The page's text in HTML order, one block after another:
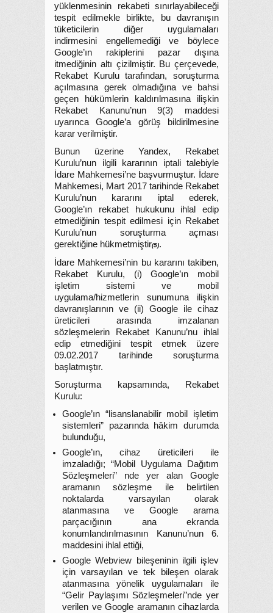
yüklenmesinin rekabeti sınırlayabileceği
tespit edilmekle birlikte, bu davranışın
tüketicilerin diğer uygulamaları
indirmesini engellemediği ve böylece
Google’ın rakiplerini pazar dışına
itmediğinin altı çizilmiştir. Bu çerçevede,
Rekabet Kurulu tarafından, soruşturma
açılmasına gerek olmadığına ve bahsi
geçen hükümlerin kaldırılmasına ilişkin
Rekabet Kanunu’nun 9(3) maddesi
uyarınca Google’a görüş bildirilmesine
karar verilmiştir.
Bunun üzerine Yandex, Rekabet
Kurulu’nun ilgili kararının iptali talebiyle
İdare Mahkemesi’ne başvurmuştur. İdare
Mahkemesi, Mart 2017 tarihinde Rekabet
Kurulu’nun kararını iptal ederek,
Google’ın rekabet hukukunu ihlal edip
etmediğinin tespit edilmesi için Rekabet
Kurulu’nun soruşturma açması
gerektiğine hükmetmiştir(5).
İdare Mahkemesi’nin bu kararını takiben,
Rekabet Kurulu, (i) Google’ın mobil
işletim sistemi ve mobil
uygulama/hizmetlerin sunumuna ilişkin
davranışlarının ve (ii) Google ile cihaz
üreticileri arasında imzalanan
sözleşmelerin Rekabet Kanunu’nu ihlal
edip etmediğini tespit etmek üzere
09.02.2017 tarihinde soruşturma
başlatmıştır.
Soruşturma kapsamında, Rekabet
Kurulu:
Google’ın “lisanslanabilir mobil işletim
sistemleri” pazarında hâkim durumda
bulunduğu,
Google’ın, cihaz üreticileri ile
imzaladığı; “Mobil Uygulama Dağıtım
Sözleşmeleri” nde yer alan Google
aramanın sözleşme ile belirtilen
noktalarda varsayılan olarak
atanmasına ve Google arama
parçacığının ana ekranda
konumlandırılmasının Kanunu’nun 6.
maddesini ihlal ettiği,
Google Webview bileşeninin ilgili işlev
için varsayılan ve tek bileşen olarak
atanmasına yönelik uygulamaları ile
“Gelir Paylaşımı Sözleşmeleri”nde yer
verilen ve Google aramanın cihazlarda